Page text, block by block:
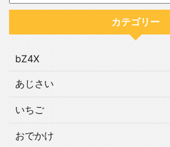
カテゴリー
bZ4X
あじさい
いちご
おでかけ